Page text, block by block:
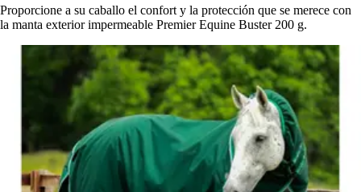
Proporcione a su caballo el confort y la protección que se merece con
la manta exterior impermeable Premier Equine Buster 200 g.